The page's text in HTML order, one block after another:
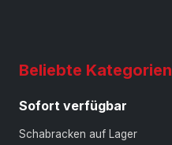
Beliebte Kategorien
Sofort verfügbar
Schabracken auf Lager